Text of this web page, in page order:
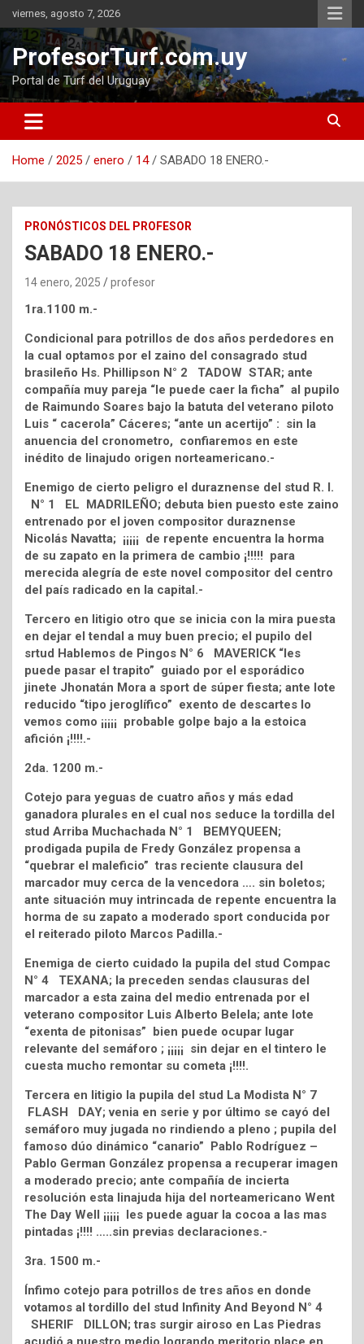
Skip
to
content
viernes, agosto 7, 2026
ProfesorTurf.com.uy
Portal de Turf del Uruguay
Home 2025 enero 14 SABADO 18 ENERO.-
PRONÓSTICOS DEL PROFESOR
SABADO 18 ENERO.-
14 enero, 2025 profesor
1ra.1100 m.-
Condicional para potrillos de dos años perdedores en
la cual optamos por el zaino del consagrado stud
brasileño Hs. Phillipson N° 2 TADOW STAR; ante
compañía muy pareja “le puede caer la ficha” al pupilo
de Raimundo Soares bajo la batuta del veterano piloto
Luis “ cacerola” Cáceres; “ante un acertijo” : sin la
anuencia del cronometro, confiaremos en este
inédito de linajudo origen norteamericano.-
Enemigo de cierto peligro el duraznense del stud R. I.
N° 1 EL MADRILEÑO; debuta bien puesto este zaino
entrenado por el joven compositor duraznense
Nicolás Navatta; ¡¡¡¡¡ de repente encuentra la horma
de su zapato en la primera de cambio ¡!!!!! para
merecida alegría de este novel compositor del centro
del país radicado en la capital.-
Tercero en litigio otro que se inicia con la mira puesta
en dejar el tendal a muy buen precio; el pupilo del
srtud Hablemos de Pingos N° 6 MAVERICK “les
puede pasar el trapito” guiado por el esporádico
jinete Jhonatán Mora a sport de súper fiesta; ante lote
reducido “tipo jeroglífico” exento de descartes lo
vemos como ¡¡¡¡¡ probable golpe bajo a la estoica
afición ¡!!!!.-
2da. 1200 m.-
Cotejo para yeguas de cuatro años y más edad
ganadora plurales en el cual nos seduce la tordilla del
stud Arriba Muchachada N° 1 BEMYQUEEN;
prodigada pupila de Fredy González propensa a
“quebrar el maleficio” tras reciente clausura del
marcador muy cerca de la vencedora …. sin boletos;
ante situación muy intrincada de repente encuentra la
horma de su zapato a moderado sport conducida por
el reiterado piloto Marcos Padilla.-
Enemiga de cierto cuidado la pupila del stud Compac
N° 4 TEXANA; la preceden sendas clausuras del
marcador a esta zaina del medio entrenada por el
veterano compositor Luis Alberto Belela; ante lote
“exenta de pitonisas” bien puede ocupar lugar
relevante del semáforo ; ¡¡¡¡¡ sin dejar en el tintero le
cuesta mucho remontar su cometa ¡!!!!.
Tercera en litigio la pupila del stud La Modista N° 7
FLASH DAY; venia en serie y por último se cayó del
semáforo muy jugada no rindiendo a pleno ; pupila del
famoso dúo dinámico “canario” Pablo Rodríguez –
Pablo German González propensa a recuperar imagen
a moderado precio; ante compañía de incierta
resolución esta linajuda hija del norteamericano Went
The Day Well ¡¡¡¡¡ les puede aguar la cocoa a las mas
pintadas ¡!!!! …..sin previas declaraciones.-
3ra. 1500 m.-
Ínfimo cotejo para potrillos de tres años en donde
votamos al tordillo del stud Infinity And Beyond N° 4
SHERIF DILLON; tras surgir airoso en Las Piedras